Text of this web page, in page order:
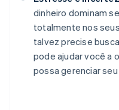
dinheiro dominam
totalmente nos
talvez precise
pode ajudar você a
possa gerenciar